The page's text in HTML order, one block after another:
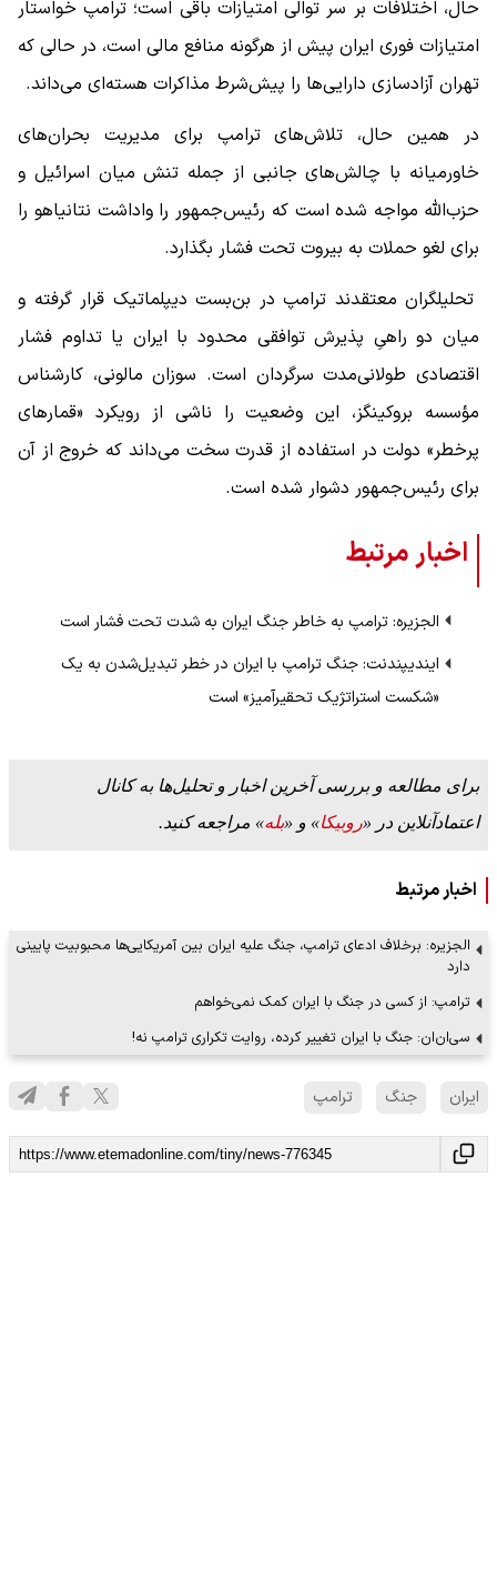
حال، اختلافات بر سر توالی امتیازات باقی است؛ ترامپ خواستار
امتیازات فوری ایران پیش از هرگونه منافع مالی است، در حالی که
تهران آزادسازی دارایی‌ها را پیش‌شرط مذاکرات هسته‌ای می‌داند.
در همین حال، تلاش‌های ترامپ برای مدیریت بحران‌های
خاورمیانه با چالش‌های جانبی از جمله تنش میان اسرائیل و
حزب‌الله مواجه شده است که رئیس‌جمهور را واداشت نتانیاهو را
برای لغو حملات به بیروت تحت فشار بگذارد.
تحلیلگران معتقدند ترامپ در بن‌بست دیپلماتیک قرار گرفته و
میان دو راهیِ پذیرش توافقی محدود با ایران یا تداوم فشار
اقتصادی طولانی‌مدت سرگردان است. سوزان مالونی، کارشناس
مؤسسه بروکینگز، این وضعیت را ناشی از رویکرد «قمارهای
پرخطر» دولت در استفاده از قدرت سخت می‌داند که خروج از آن
برای رئیس‌جمهور دشوار شده است.
اخبار مرتبط
الجزیره: ترامپ به خاطر جنگ ایران به شدت تحت فشار است
ایندیپندنت: جنگ ترامپ با ایران در خطر تبدیل‌شدن به یک
«شکست استراتژیک تحقیرآمیز» است
برای مطالعه و بررسی آخرین اخبار و تحلیل‌ها به کانال
اعتمادآنلاین در «روبیکا» و «بله» مراجعه کنید.
اخبار مرتبط
الجزیره: برخلاف ادعای ترامپ، جنگ علیه ایران بین آمریکایی‌ها محبوبیت پایینی
دارد
ترامپ: از کسی در جنگ با ایران کمک نمی‌خواهم
سی‌ان‌ان: جنگ با ایران تغییر کرده، روایت تکراری ترامپ نه!
ایران جنگ ترامپ